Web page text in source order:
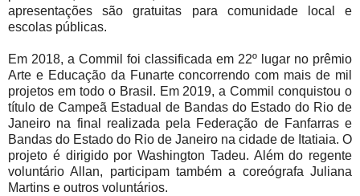
apresentações são gratuitas para comunidade local e
escolas públicas.
Em 2018, a Commil foi classificada em 22º lugar no prêmio
Arte e Educação da Funarte concorrendo com mais de mil
projetos em todo o Brasil. Em 2019, a Commil conquistou o
título de Campeã Estadual de Bandas do Estado do Rio de
Janeiro na final realizada pela Federação de Fanfarras e
Bandas do Estado do Rio de Janeiro na cidade de Itatiaia. O
projeto é dirigido por Washington Tadeu. Além do regente
voluntário Allan, participam também a coreógrafa Juliana
Martins e outros voluntários.